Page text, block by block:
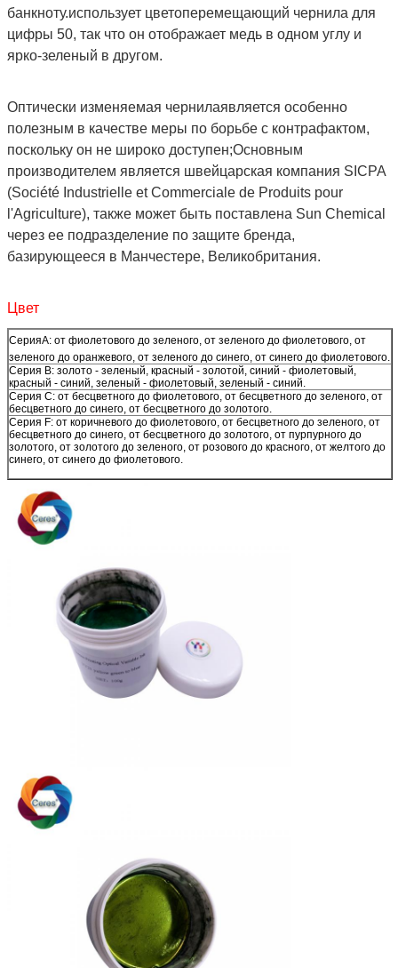
банкноту.использует цветоперемещающий чернила для
цифры 50, так что он отображает медь в одном углу и
ярко-зеленый в другом.
Оптически изменяемая чернилаявляется особенно
полезным в качестве меры по борьбе с контрафактом,
поскольку он не широко доступен;Основным
производителем является швейцарская компания SICPA
(Société Industrielle et Commerciale de Produits pour
l'Agriculture), также может быть поставлена Sun Chemical
через ее подразделение по защите бренда,
базирующееся в Манчестере, Великобритания.
Цвет
СерияА: от фиолетового до зеленого, от зеленого до фиолетового, от
зеленого до оранжевого, от зеленого до синего, от синего до фиолетового.
Серия В: золото - зеленый, красный - золотой, синий - фиолетовый,
красный - синий, зеленый - фиолетовый, зеленый - синий.
Серия С: от бесцветного до фиолетового, от бесцветного до зеленого, от
бесцветного до синего, от бесцветного до золотого.
Серия F: от коричневого до фиолетового, от бесцветного до зеленого, от
бесцветного до синего, от бесцветного до золотого, от пурпурного до
золотого, от золотого до зеленого, от розового до красного, от желтого до
синего, от синего до фиолетового.